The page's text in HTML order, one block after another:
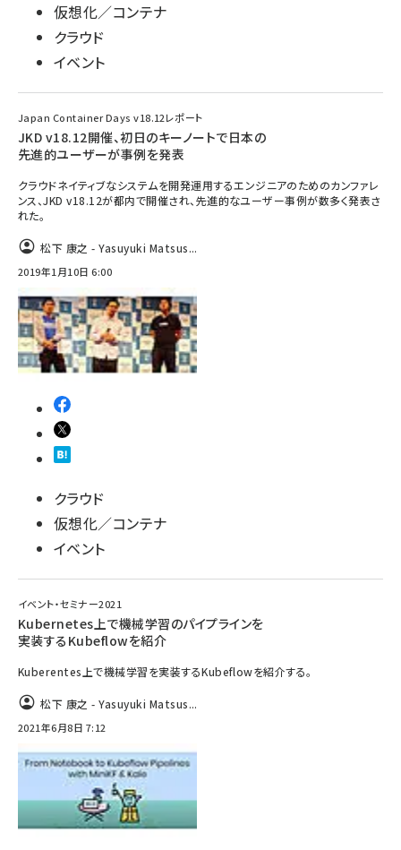
仮想化／コンテナ
クラウド
イベント
Japan Container Days v18.12レポート
JKD v18.12開催、初日のキーノートで日本の
先進的ユーザーが事例を発表
クラウドネイティブなシステムを開発運用するエンジニアのためのカンファレ
ンス、JKD v18.12が都内で開催され、先進的なユーザー事例が数多く発表さ
れた。
松下 康之 - Yasuyuki Matsus...
2019年1月10日 6:00
クラウド
仮想化／コンテナ
イベント
イベント・セミナー2021
Kubernetes上で機械学習のパイプラインを
実装するKubeflowを紹介
Kuberentes上で機械学習を実装するKubeflowを紹介する。
松下 康之 - Yasuyuki Matsus...
2021年6月8日 7:12